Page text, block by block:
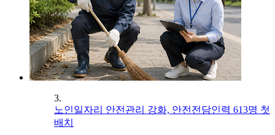
3.
노인일자리 안전관리 강화, 안전전담인력 613명 첫
배치